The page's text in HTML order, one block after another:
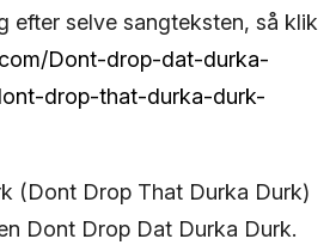
efter selve sangteksten, så klik
Dont-drop-dat-durka-
drop-that-durka-durk-
(Dont Drop That Durka Durk)
Dont Drop Dat Durka Durk.